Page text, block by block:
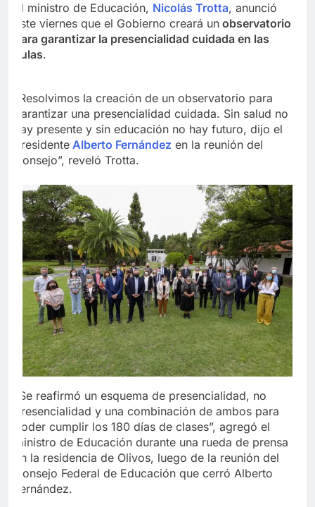
El ministro de Educación, Nicolás Trotta, anunció
este viernes que el Gobierno creará un observatorio
para garantizar la presencialidad cuidada en las
aulas.
“Resolvimos la creación de un observatorio para
garantizar una presencialidad cuidada. Sin salud no
hay presente y sin educación no hay futuro, dijo el
presidente Alberto Fernández en la reunión del
Consejo”, reveló Trotta.
“Se reafirmó un esquema de presencialidad, no
presencialidad y una combinación de ambos para
poder cumplir los 180 días de clases”, agregó el
ministro de Educación durante una rueda de prensa
en la residencia de Olivos, luego de la reunión del
Consejo Federal de Educación que cerró Alberto
Fernández.